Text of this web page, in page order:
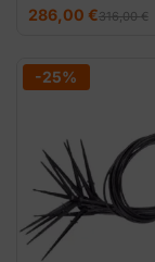
24V
316,00€
El
precio
316,00 €.
286,00 €
El
precio
286,00 €.
-25%